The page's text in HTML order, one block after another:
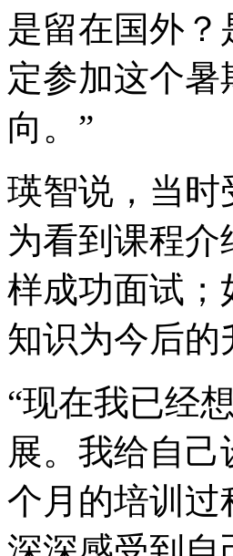
是留在国外
定参加这个
向。”
瑛智说，当
为看到课程
样成功面试；
知识为今后
“现在我已经
展。我给自
个月的培训过